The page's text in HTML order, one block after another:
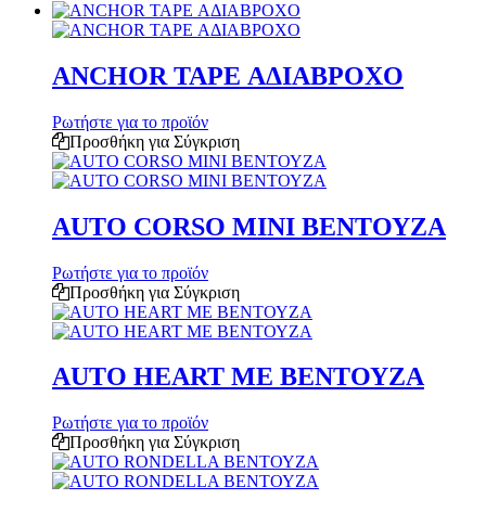
ANCHOR TAPE ΑΔΙΑΒΡΟΧΟ
Ρωτήστε για το προϊόν
Προσθήκη για Σύγκριση
AUTO CORSO MINI ΒΕΝΤΟΥΖΑ
Ρωτήστε για το προϊόν
Προσθήκη για Σύγκριση
AUTO HEART ΜΕ ΒΕΝΤΟΥΖΑ
Ρωτήστε για το προϊόν
Προσθήκη για Σύγκριση